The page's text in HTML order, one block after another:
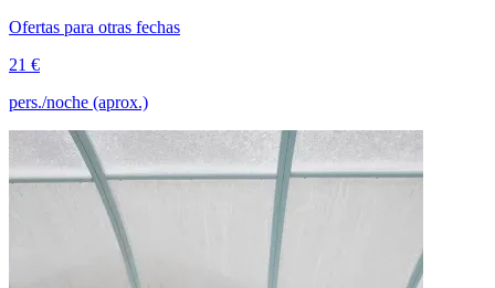
Ofertas para otras fechas
21 €
pers./noche (aprox.)